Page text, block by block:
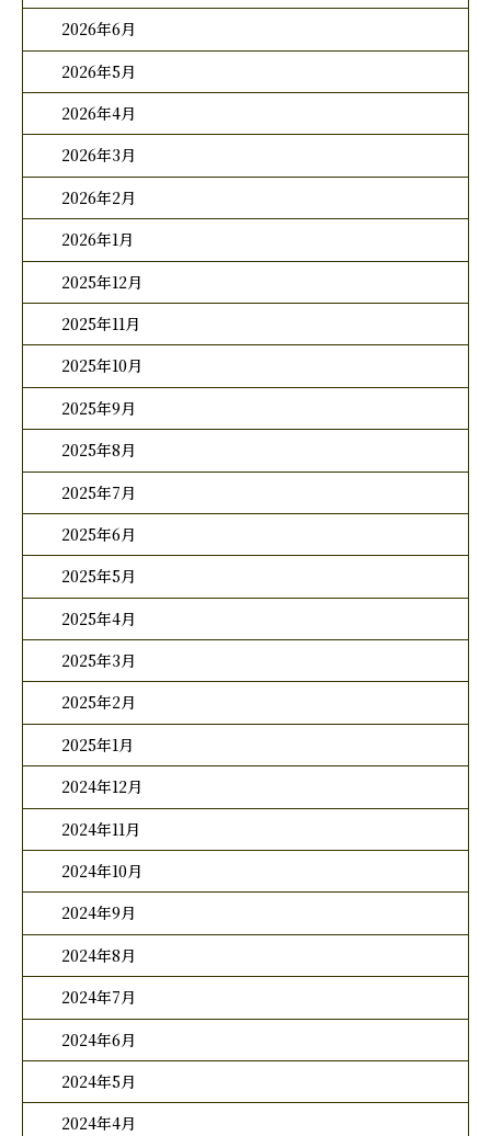
2026年6月
2026年5月
2026年4月
2026年3月
2026年2月
2026年1月
2025年12月
2025年11月
2025年10月
2025年9月
2025年8月
2025年7月
2025年6月
2025年5月
2025年4月
2025年3月
2025年2月
2025年1月
2024年12月
2024年11月
2024年10月
2024年9月
2024年8月
2024年7月
2024年6月
2024年5月
2024年4月